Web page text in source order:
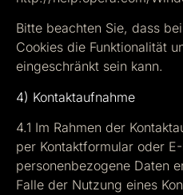
Bitte beachten Sie, dass
Cookies die Funktionalität
eingeschränkt sein kann.
4) Kontaktaufnahme
4.1 Im Rahmen der
per Kontaktformular oder
personenbezogene Daten
Falle der Nutzung eines